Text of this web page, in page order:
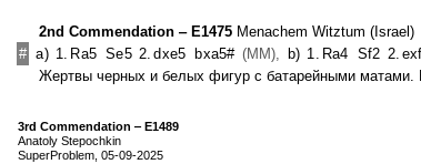
2nd Commendation ‒ E1475 Menachem Witztum (Israel)
# a) 1. Ra5 Se5 2. dxe5 bxa5# (MM), b) 1. Ra4 Sf2 2.
Жертвы черных и белых фигур с батарейными матами.
3rd Commendation ‒ E1489
Anatoly Stepochkin
SuperProblem, 05-09-2025